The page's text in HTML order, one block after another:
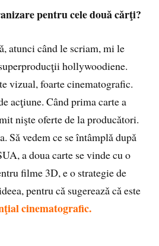
pentru cele douǎ cǎrţi?
atunci când le scriam, mi le
hollywoodiene.
vizual, foarte cinematografic.
acţiune. Când prima carte a
nişte oferte de la producǎtori.
Sǎ vedem ce se întâmplǎ dupǎ
a doua carte se vinde cu o
filme 3D, e o strategie de
pentru cǎ sugereazǎ cǎ este
cinematografic.